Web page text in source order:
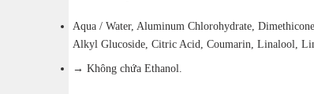
Aqua / Water, Aluminum Chlorohydrate,
Alkyl Glucoside, Citric Acid, Coumarin, Linalool,
→ Không chứa Ethanol.